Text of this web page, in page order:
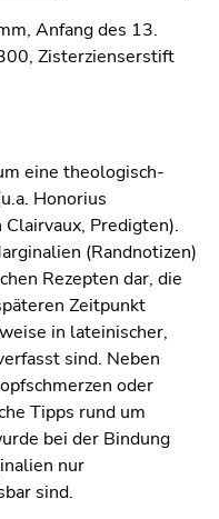
Anfang des 13.
Zisterzienserstift
eine theologisch-
Honorius
Predigten).
(Randnotizen)
Rezepten dar, die
Zeitpunkt
in lateinischer,
sind. Neben
oder
Tipps rund um
bei der Bindung
nur
sind.